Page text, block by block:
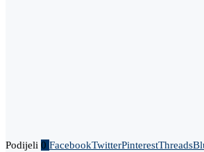
Podijeli 0 FacebookTwitterPinterestThreads